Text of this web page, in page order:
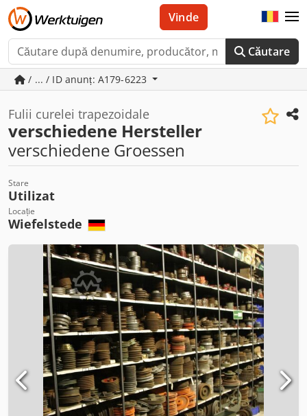
Căutare
Vinde
/ ... / ID anunț: A179-6223
Fulii curelei trapezoidale
verschiedene Hersteller
verschiedene Groessen
Stare
Utilizat
Locație
Wiefelstede